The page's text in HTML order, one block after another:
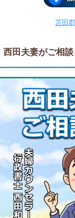
苫田
西田夫妻がご相談